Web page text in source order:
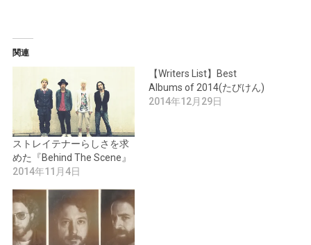
関連
ストレイテナーらしさを求
めた『Behind The Scene』
2014年11月4日
【Writers List】Best
Albums of 2014(たびけん)
2014年12月29日